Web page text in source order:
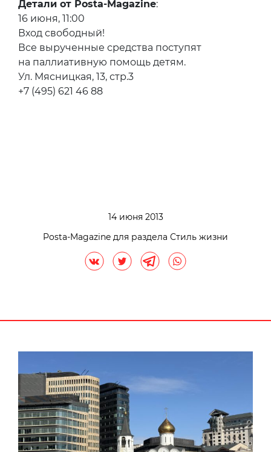
Детали от Posta-Magazine:
16 июня, 11:00
Вход свободный!
Все вырученные средства поступят
на паллиативную помощь детям.
Ул. Мясницкая, 13, стр.3
+7 (495) 621 46 88
14 июня 2013
Posta-Magazine для раздела Стиль жизни